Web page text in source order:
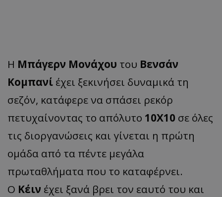
Η Μπάγερν Μονάχου του Βενσάν
Κομπανί έχει ξεκινήσει δυναμικά τη
σεζόν, κατάφερε να σπάσει ρεκόρ
πετυχαίνοντας το απόλυτο 10Χ10 σε όλες
τις διοργανώσεις και γίνεται η πρώτη
ομάδα από τα πέντε μεγάλα
πρωταθλήματα που το καταφέρνει.
Ο Κέιν έχει ξανά βρει τον εαυτό του και